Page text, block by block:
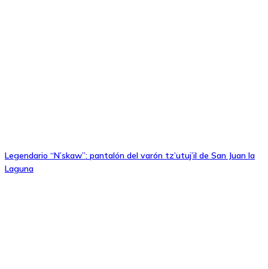
Legendario “N’skaw”: pantalón del varón tz’utuj’il de San Juan la
Laguna